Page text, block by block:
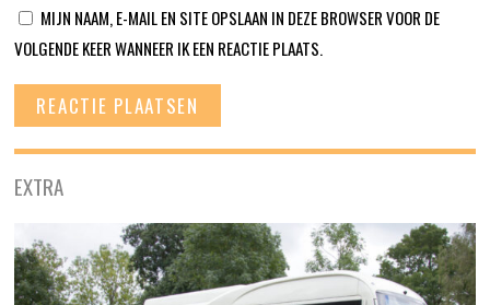
MIJN NAAM, E-MAIL EN SITE OPSLAAN IN DEZE BROWSER VOOR DE
VOLGENDE KEER WANNEER IK EEN REACTIE PLAATS.
EXTRA